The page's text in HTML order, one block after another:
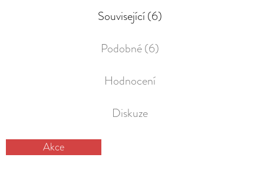
Související (6)
Podobné (6)
Hodnocení
Diskuze
Akce